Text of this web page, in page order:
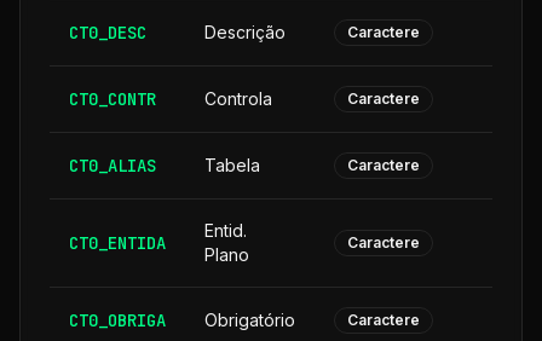
CT0_DESC Descrição Caractere
CT0_CONTR Controla Caractere
CT0_ALIAS Tabela Caractere
CT0_ENTIDA
Entid.
Plano
Caractere
CT0_OBRIGA Obrigatório Caractere